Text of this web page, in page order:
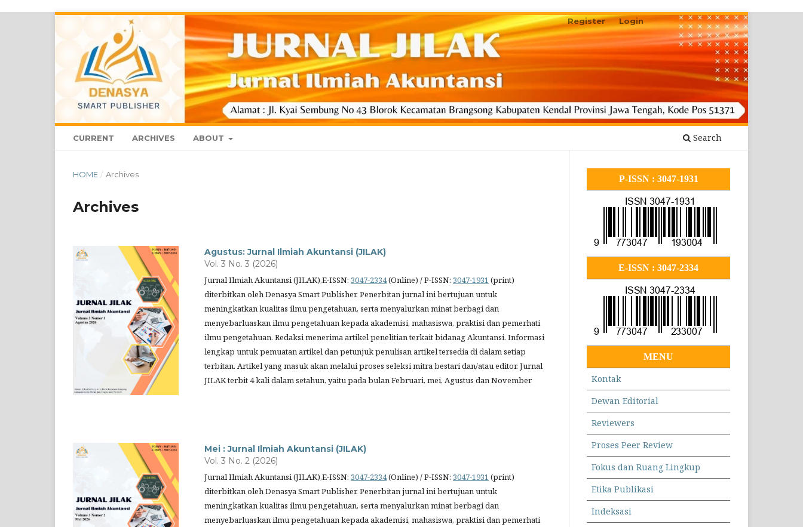
CURRENT ARCHIVES ABOUT Search
Register Login
HOME / Archives
Archives
Agustus: Jurnal Ilmiah Akuntansi (JILAK)
Vol. 3 No. 3 (2026)
Jurnal Ilmiah Akuntansi (JILAK),E-ISSN:3047-2334(Online) / P-ISSN:3047-1931 (print)
diterbitkan oleh Denasya Smart Publisher. Penerbitan jurnal ini bertujuan untuk
meningkatkan kualitas ilmu pengetahuan, serta menyalurkan minat berbagi dan
menyebarluaskan ilmu pengetahuan kepada akademisi, mahasiswa, praktisi dan pemerhati
ilmu pengetahuan. Redaksi menerima artikel penelitian terkait bidanag Akuntansi. Informasi
lengkap untuk pemuatan artikel dan petunjuk penulisan artikel tersedia di dalam setiap
terbitan. Artikel yang masuk akan melalui proses seleksi mitra bestari dan/atau editor. Jurnal
JILAK terbit 4 kali dalam setahun, yaitu pada bulan Februari, mei, Agustus dan November
Mei : Jurnal Ilmiah Akuntansi (JILAK)
Vol. 3 No. 2 (2026)
Jurnal Ilmiah Akuntansi (JILAK),E-ISSN:3047-2334(Online) / P-ISSN:3047-1931 (print)
diterbitkan oleh Denasya Smart Publisher. Penerbitan jurnal ini bertujuan untuk
meningkatkan kualitas ilmu pengetahuan, serta menyalurkan minat berbagi dan
menyebarluaskan ilmu pengetahuan kepada akademisi, mahasiswa, praktisi dan pemerhati
P-ISSN : 3047-1931
E-ISSN : 3047-2334
MENU
Kontak
Dewan Editorial
Reviewers
Proses Peer Review
Fokus dan Ruang Lingkup
Etika Publikasi
Indeksasi